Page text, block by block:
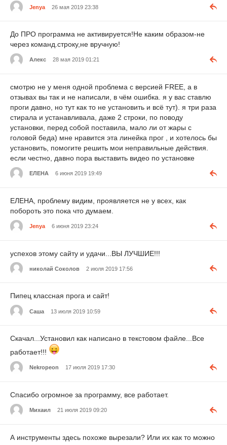
Jenya 26 мая 2019 23:38
До ПРО программа не активируется!Не каким образом-не
через команд.строку,не вручную!
Алекс 28 мая 2019 01:21
смотрю не у меня одной проблема с версией FREE, а в
отзывах вы так и не написали, в чём ошибка. я у вас ставлю
проги давно, но тут как то не установить и всё тут). я три раза
стирала и устанавливала, даже 2 строки, по поводу
установки, перед собой поставила, мало ли от жары с
головой беда) мне нравится эта линейка прог , и хотелось бы
установить, помогите решить мои неправильные действия.
если честно, давно пора выставить видео по установке
ЕЛЕНА 6 июня 2019 19:49
ЕЛЕНА, проблему видим, проявляется не у всех, как
побороть это пока что думаем.
Jenya 6 июня 2019 23:24
успехов этому сайту и удачи...ВЫ ЛУЧШИЕ!!!
николай Соколов 2 июля 2019 17:56
Пипец классная прога и сайт!
Саша 13 июля 2019 10:59
Скачал...Установил как написано в текстовом файле...Все
работает!!!
Nekropeon 17 июля 2019 17:30
Спасибо огромное за программу, все работает.
Михаил 21 июля 2019 09:20
А инструменты здесь похоже вырезали? Или их как то можно